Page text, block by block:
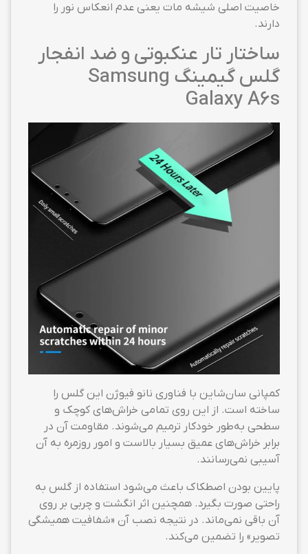
خاصیت اصلی شیشه مات یعنی عدم انعکاس نور را
دارند.
ساختار تار عنکبوتی و ضد انفجار
گلس گیمینگ Samsung
Galaxy A6s
کمپانی سان‌شاین با فناوری نانو فیوژن این گلس را
ساخته است. از این روی تمامی خراش‌های کوچک و
سطحی به‌طور خودکار ترمیم می‌شوند. مقاومت آن در
برابر خراش‌های عمیق بسیار بالاست و امور روزمره به آن
آسیبی نمی‌رسانند.
پایین بودن اصطکاک باعث می‌شود استفاده از گلس به
راحتی صورت بگیرد. همچنین اثر انگشت و چربی بر روی
آن باقی نمی‌ماند. در نتیجه نصب آن «شفافیت همیشگی
تصویر» را تضمین می‌کند.